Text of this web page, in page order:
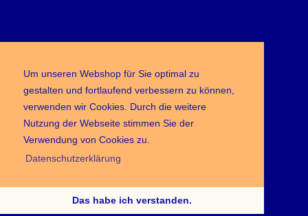
Um unseren Webshop für Sie optimal zu
gestalten und fortlaufend verbessern zu können,
verwenden wir Cookies. Durch die weitere
Nutzung der Webseite stimmen Sie der
Verwendung von Cookies zu.
Datenschutzerklärung
Das habe ich verstanden.